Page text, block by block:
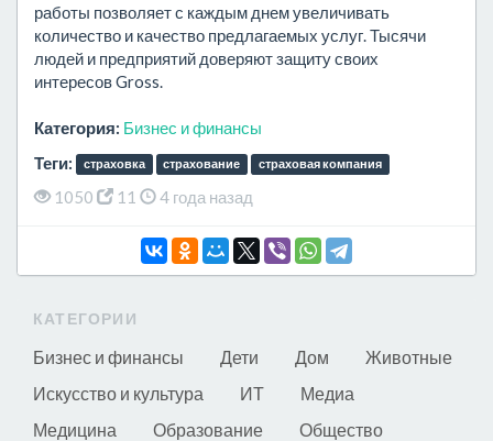
работы позволяет с каждым днем увеличивать
количество и качество предлагаемых услуг. Тысячи
людей и предприятий доверяют защиту своих
интересов Gross.
Категория: Бизнес и финансы
Теги:
страховка страхование страховая компания
1050 11 4 года назад
КАТЕГОРИИ
Бизнес и финансы Дети Дом
Животные
Искусство и культура
ИТ
Медиа
Медицина
Образование
Общество